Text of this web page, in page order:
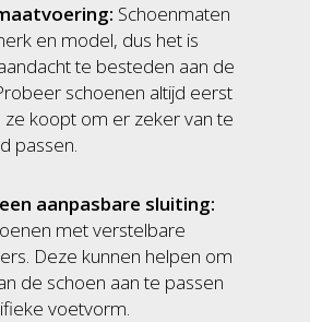
Schoenmaten
en model, dus het is
te besteden aan de
schoenen altijd eerst
ze koopt om er zeker van te
passen.
aanpasbare sluiting:
met verstelbare
Deze kunnen helpen om
de schoen aan te passen
voetvorm.